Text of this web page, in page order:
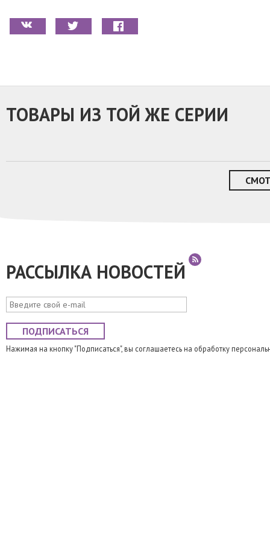
ТОВАРЫ ИЗ ТОЙ ЖЕ СЕРИИ
РАССЫЛКА НОВОСТЕЙ
ПОДПИСАТЬСЯ
Нажимая на кнопку "Подписаться", вы соглашаетесь на обработку